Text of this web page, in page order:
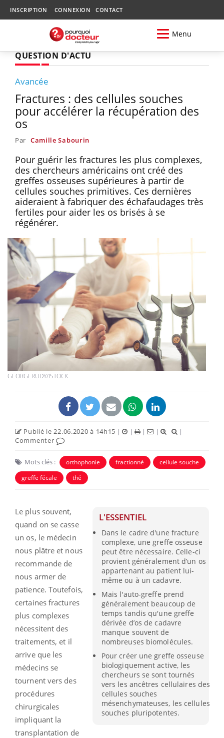
INSCRIPTION CONNEXION CONTACT
Menu
QUESTION D'ACTU
Avancée
Fractures : des cellules souches
pour accélérer la récupération des
os
Par Camille Sabourin
Pour guérir les fractures les plus complexes,
des chercheurs américains ont créé des
greffes osseuses supérieures à partir de
cellules souches primitives. Ces dernières
aideraient à fabriquer des échafaudages très
fertiles pour aider les os brisés à se
régénérer.
GEORGERUDY/ISTOCK
Publié le 22.06.2020 à 14h15 | | | |
|
Commenter
Mots clés : orthophonie fractionné
cellule souche
greffe fécale
thé
L'ESSENTIEL
Dans le cadre d'une fracture
complexe, une greffe osseuse
peut être nécessaire. Celle-ci
provient généralement d’un os
appartenant au patient lui-
même ou à un cadavre.
Mais l'auto-greffe prend
généralement beaucoup de
temps tandis qu'une greffe
dérivée d’os de cadavre
manque souvent de
nombreuses biomolécules.
Pour créer une greffe osseuse
biologiquement active, les
chercheurs se sont tournés
vers les ancêtres cellulaires des
cellules souches
mésenchymateuses, les cellules
souches pluripotentes.
Le plus souvent,
quand on se casse
un os, le médecin
nous plâtre et nous
recommande de
nous armer de
patience. Toutefois,
certaines fractures
plus complexes
nécessitent des
traitements, et il
arrive que les
médecins se
tournent vers des
procédures
chirurgicales
impliquant la
transplantation de